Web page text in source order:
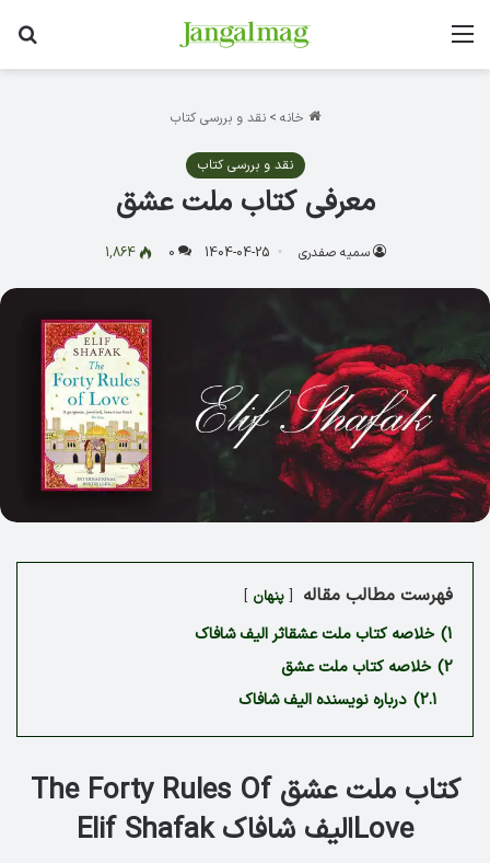
منو
خانه > نقد و بررسی کتاب
نقد و بررسی کتاب
معرفی کتاب ملت عشق
سمیه صفدری 1404-04-25
0
1,864
فهرست مطالب مقاله پنهان
1) خلاصه کتاب ملت عشقاثر الیف شافاک
2) خلاصه کتاب ملت عشق
2.1) درباره نویسنده الیف شافاک
کتاب ملت عشق The Forty Rules Of
Loveالیف شافاک Elif Shafak